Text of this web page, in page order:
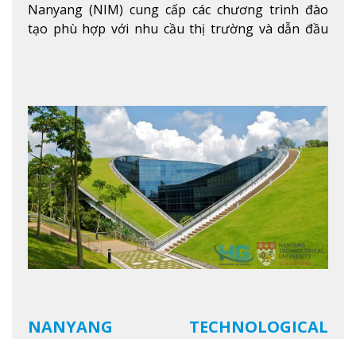
Nanyang (NIM) cung cấp các chương trình đào
tạo phù hợp với nhu cầu thị trường và dẫn đầu
học tập và nghiên cứu chất lượng nhằm nâng cao
kỹ năng, kiến thức và năng lực của sinh viên và các
đối tác của trườngXem thêm
NANYANG TECHNOLOGICAL